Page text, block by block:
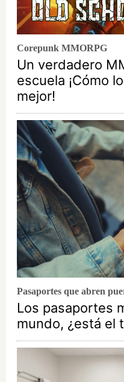
Corepunk MMORPG
Un verdadero
escuela ¡Cómo
mejor!
Pasaportes que abren
Los pasaportes
mundo, ¿está el